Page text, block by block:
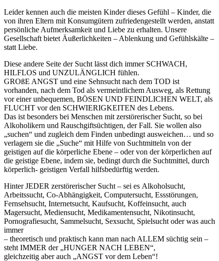
Leider kennen auch die meisten Kinder dieses Gefühl – Kinder, die
von ihren Eltern mit Konsumgütern zufriedengestellt werden, anstatt
persönliche Aufmerksamkeit und Liebe zu erhalten. Unsere
Gesellschaft bietet Äußerlichkeiten – Ablenkung und Gefühlskälte –
statt Liebe.
Diese andere Seite der Sucht lässt dich immer SCHWACH,
HILFLOS und UNZULÄNGLICH fühlen.
GROßE ANGST und eine Sehnsucht nach dem TOD ist
vorhanden, nach dem Tod als vermeintlichem Ausweg, als Rettung
vor einer unbequemen, BÖSEN UND FEINDLICHEN WELT, als
FLUCHT vor den SCHWIERIGKEITEN des Lebens.
Das ist besonders bei Menschen mit zerstörerischer Sucht, so bei
Alkoholikern und Rauschgiftsüchtigen, der Fall. Sie wollen also
„suchen“ und zugleich dem Finden unbedingt ausweichen… und so
verlagern sie die „Suche“ mit Hilfe von Suchtmitteln von der
geistigen auf die körperliche Ebene – oder von der körperlichen auf
die geistige Ebene, indem sie, bedingt durch die Suchtmittel, durch
körperlich- geistigen Verfall hilfsbedürftig werden.
Hinter JEDER zerstörerischer Sucht – sei es Alkoholsucht,
Arbeitssucht, Co-Abhängigkeit, Computersucht, Essstörungen,
Fernsehsucht, Internetsucht, Kaufsucht, Koffeinsucht, auch
Magersucht, Mediensucht, Medikamentensucht, Nikotinsucht,
Pornografiesucht, Sammelsucht, Sexsucht, Spielsucht oder was auch
immer
– theoretisch und praktisch kann man nach ALLEM süchtig sein –
steht IMMER der „HUNGER NACH LEBEN“,
gleichzeitig aber auch „ANGST vor dem Leben“!